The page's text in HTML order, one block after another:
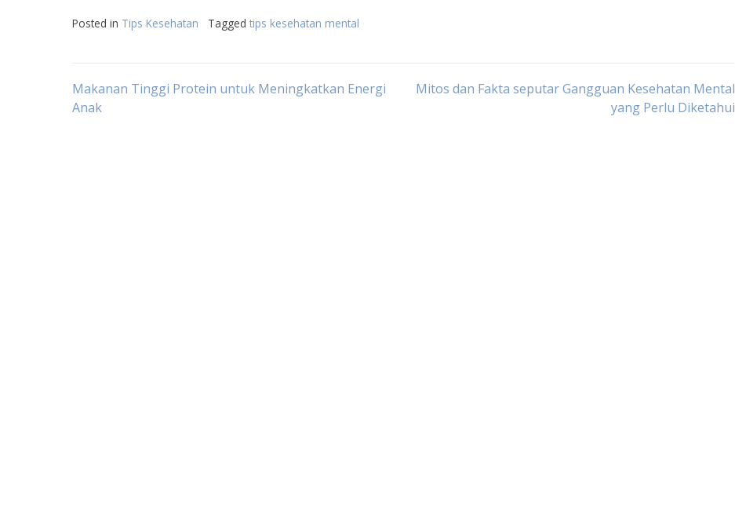
Posted in Tips Kesehatan Tagged tips kesehatan mental
Post
Makanan Tinggi Protein untuk Meningkatkan Energi
Anak
Mitos dan Fakta seputar Gangguan Kesehatan Mental
yang Perlu Diketahui